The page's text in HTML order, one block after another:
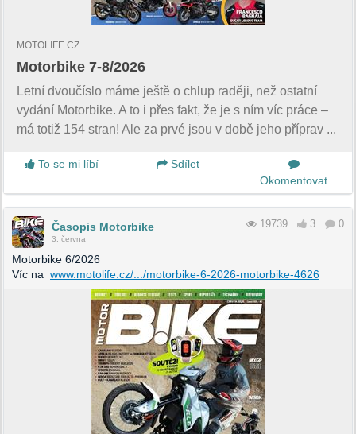
MOTOLIFE.CZ
Motorbike 7-8/2026
Letní dvoučíslo máme ještě o chlup raději, než ostatní
vydání Motorbike. A to i přes fakt, že je s ním víc práce –
má totiž 154 stran! Ale za prvé jsou v době jeho příprav ...
To se mi líbí
Sdílet
Okomentovat
Časopis Motorbike
3. června
19739 3 0
Motorbike 6/2026
Víc na www.motolife.cz/.../motorbike-6-2026-motorbike-4626